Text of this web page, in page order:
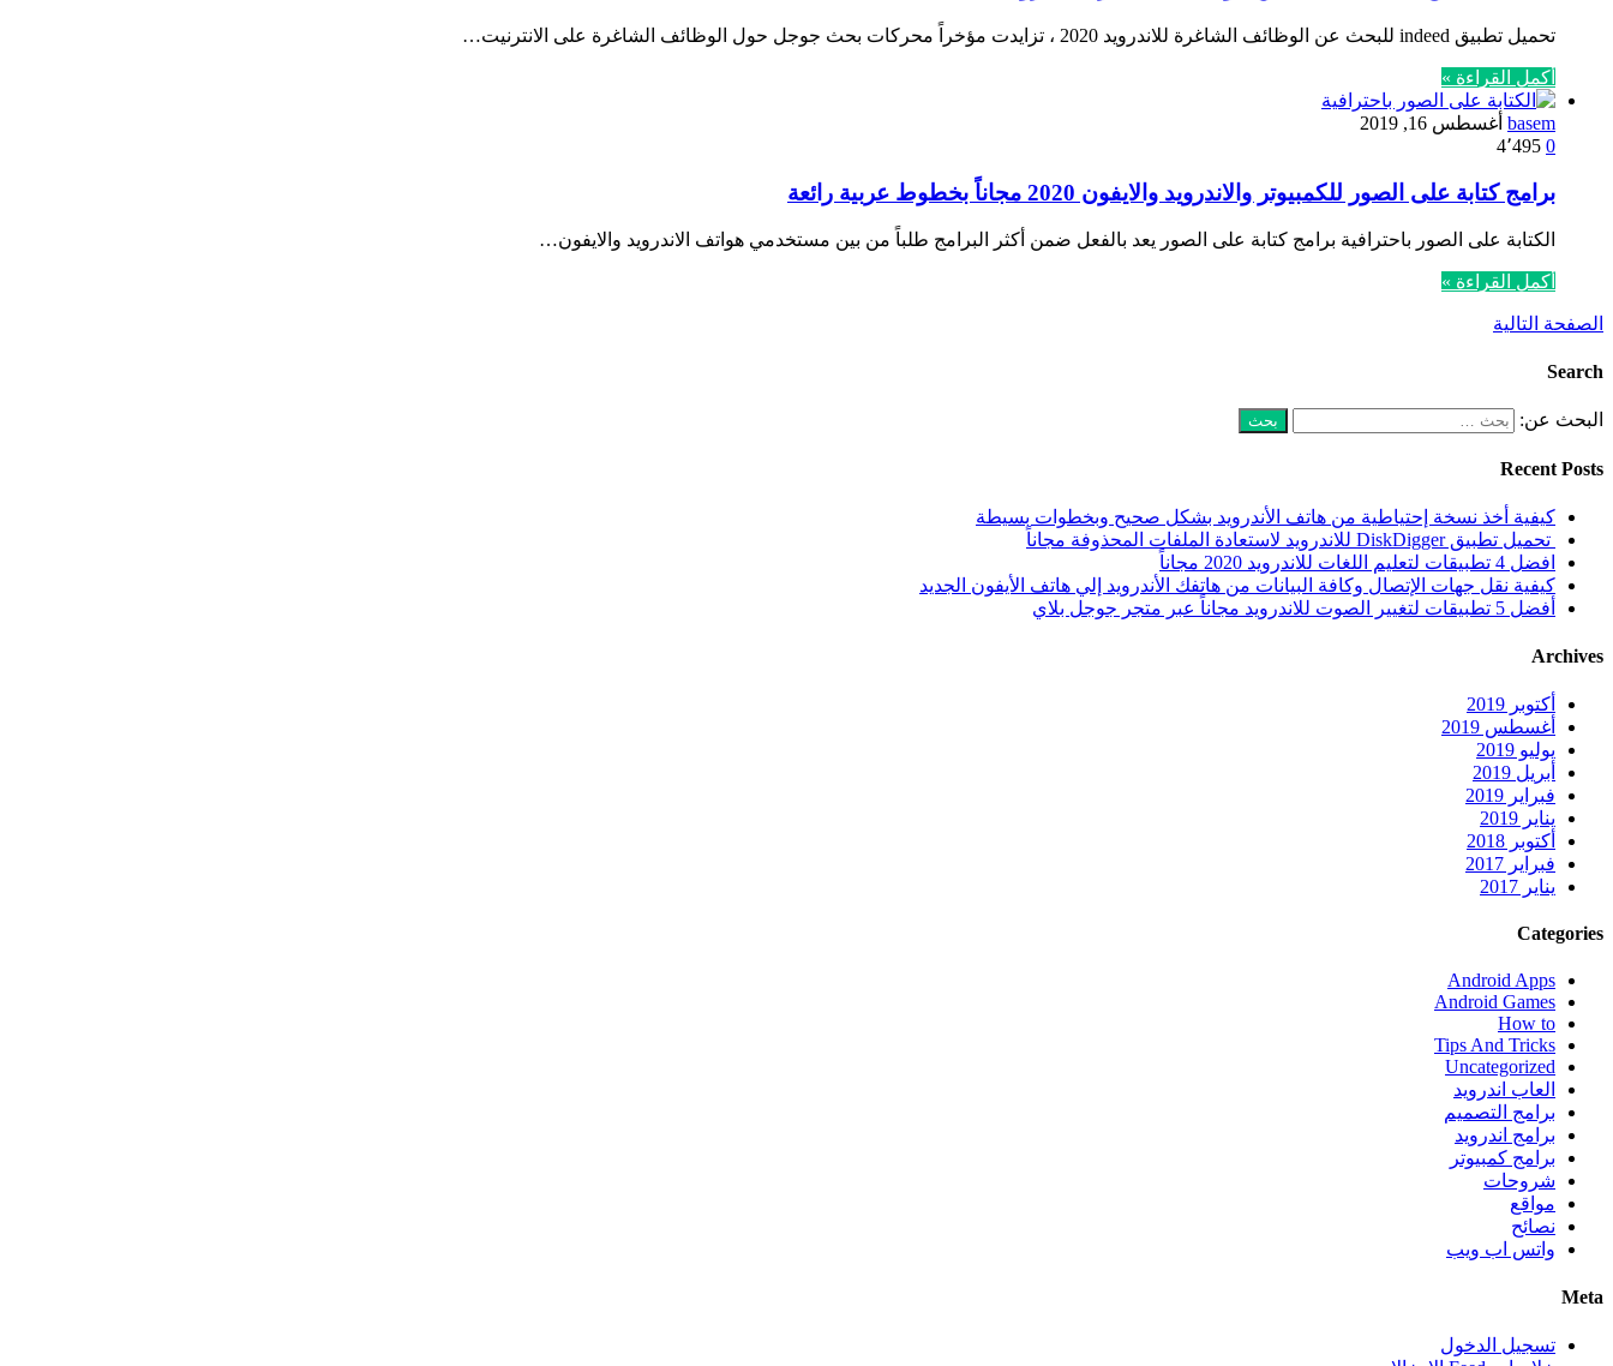
تحميل تطبيق indeed للبحث عن الوظائف الشاغرة للاندرويد 2020 ، تزايدت مؤخراً محركات بحث جوجل حول الوظائف الشاغرة على الانترنيت…
أكمل القراءة »
basem أغسطس 16, 2019
0
برامج كتابة على الصور للكمبيوتر والاندرويد والايفون 2020 مجاناً بخطوط عربية رائعة
الكتابة على الصور باحترافية برامج كتابة على الصور يعد بالفعل ضمن أكثر البرامج طلباً من بين مستخدمي هواتف الاندرويد والايفون…
أكمل القراءة »
الصفحة التالية
Search
البحث عن:
Recent Posts
كيفية أخذ نسخة إحتياطية من هاتف الأندرويد بشكل صحيح وبخطوات بسيطة
تحميل تطبيق DiskDigger للاندرويد لاستعادة الملفات المحذوفة مجاناً
افضل 4 تطبيقات لتعليم اللغات للاندرويد 2020 مجاناً
كيفية نقل جهات الإتصال وكافة البيانات من هاتفك الأندرويد إلي هاتف الأيفون الجديد
أفضل 5 تطبيقات لتغيير الصوت للاندرويد مجاناً عبر متجر جوجل بلاي
Archives
أكتوبر 2019
أغسطس 2019
يوليو 2019
أبريل 2019
فبراير 2019
يناير 2019
أكتوبر 2018
فبراير 2017
يناير 2017
Categories
Android Apps
Android Games
How to
Tips And Tricks
Uncategorized
العاب اندرويد
برامج التصميم
برامج اندرويد
برامج كمبيوتر
شروحات
مواقع
نصائح
واتس اب ويب
Meta
تسجيل الدخول